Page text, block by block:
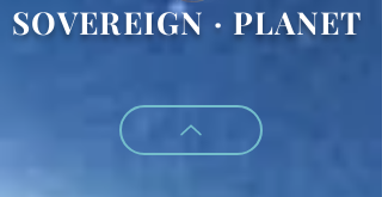
SOVEREIGN · PLANET